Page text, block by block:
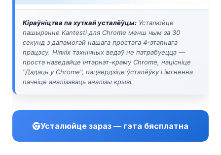
Кіраўніцтва па хуткай усталёўцы: Усталюйце
пашырэнне Kantesti для Chrome менш чым за 30
секунд з дапамогай нашага простага 4-этапнага
працэсу. Ніякіх тэхнічных ведаў не патрабуецца —
проста наведайце інтэрнэт-краму Chrome, націсніце
"Дадаць у Chrome", пацвердзіце ўсталёўку і імгненна
пачніце аналізаваць аналізы крыві.
Усталюйце зараз — гэта бясплатна
Български
Dansk
Nederlands
हिन्दी
Bahasa Indonesia
Հայերեն